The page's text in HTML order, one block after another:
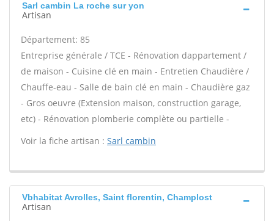
Sarl cambin La roche sur yon
Artisan
Département: 85
Entreprise générale / TCE - Rénovation dappartement /
de maison - Cuisine clé en main - Entretien Chaudière /
Chauffe-eau - Salle de bain clé en main - Chaudière gaz
- Gros oeuvre (Extension maison, construction garage,
etc) - Rénovation plomberie complète ou partielle -
Voir la fiche artisan : Sarl cambin
Vbhabitat Avrolles, Saint florentin, Champlost
Artisan